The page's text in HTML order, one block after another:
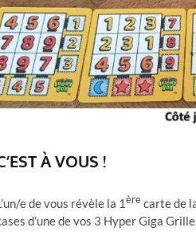
À VOUS !
e de vous révèle la 1 ère carte de
d’une de vos 3 Hyper Giga